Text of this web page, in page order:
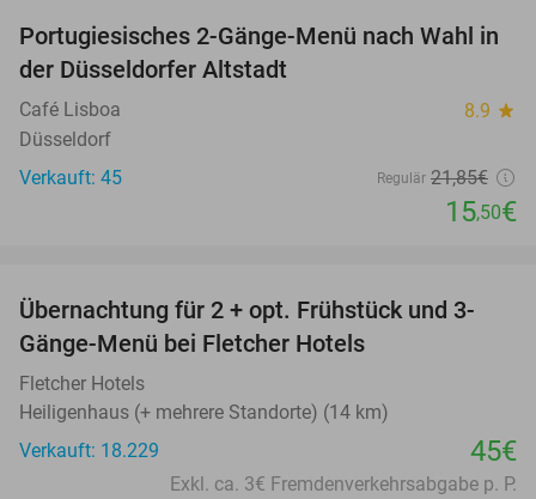
29%
Portugiesisches 2-Gänge-Menü nach Wahl in
der Düsseldorfer Altstadt
Café Lisboa 8.9 star
Düsseldorf
Verkauft: 45
Regulär 21,85€
15,50€
Übernachtung für 2 + opt. Frühstück und 3-
Gänge-Menü bei Fletcher Hotels
Fletcher Hotels
Heiligenhaus (+ mehrere Standorte) (14 km)
Verkauft: 18.229
45€
Exkl. ca. 3€ Fremdenverkehrsabgabe p. P.